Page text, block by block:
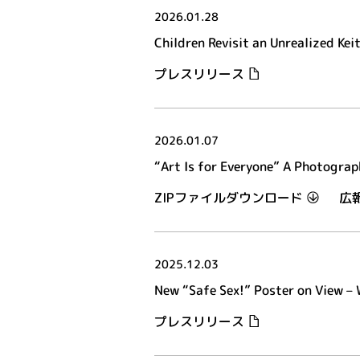
2026.01.28
Children Revisit an Unrealized
プレスリリース
2026.01.07
“Art Is for Everyone” A
ZIPファイルダウンロード 広
2025.12.03
New “Safe Sex!” Poster on View –
プレスリリース